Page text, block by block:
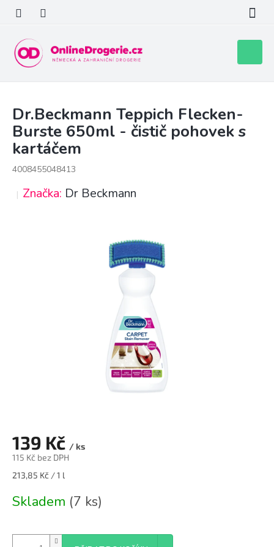
obsah
košík
Dr.Beckmann Teppich Flecken-
Burste 650ml - čistič pohovek s
kartáčem
4008455048413
Značka: Dr Beckmann
139 Kč / ks
115 Kč bez DPH
Měrná
213,85 Kč / 1 l
Skladem (7 ks)